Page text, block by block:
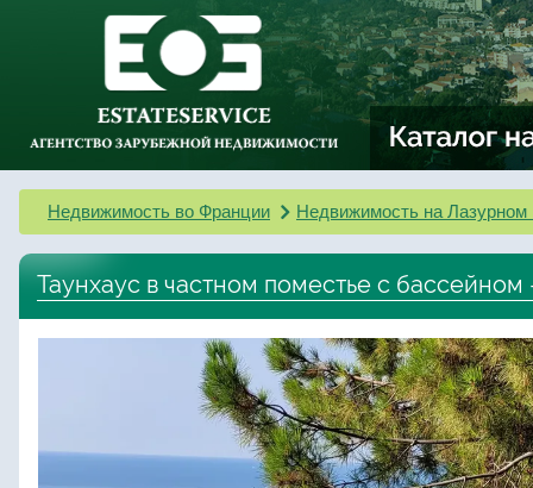
Недвижимость во Франции Недвижимость на Лазурном
Таунхаус в частном поместье с